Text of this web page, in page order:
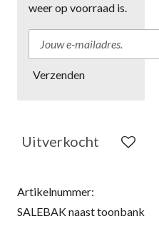
weer op voorraad is.
Verzenden
Uitverkocht
Artikelnummer:
SALEBAK naast toonbank